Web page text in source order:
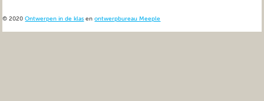
© 2020Ontwerpen in de klas enontwerpbureau Meeple